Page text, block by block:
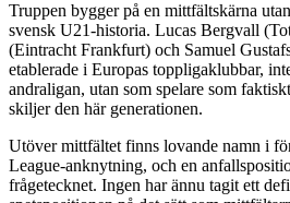
Truppen bygger på en mittfältskärna
svensk U21-historia. Lucas Bergvall
(Eintracht Frankfurt) och Samuel
etablerade i Europas toppligaklubbar,
andraligan, utan som spelare som
skiljer den här generationen.
Utöver mittfältet finns lovande namn i
League-anknytning, och en
frågetecknet. Ingen har ännu tagit ett